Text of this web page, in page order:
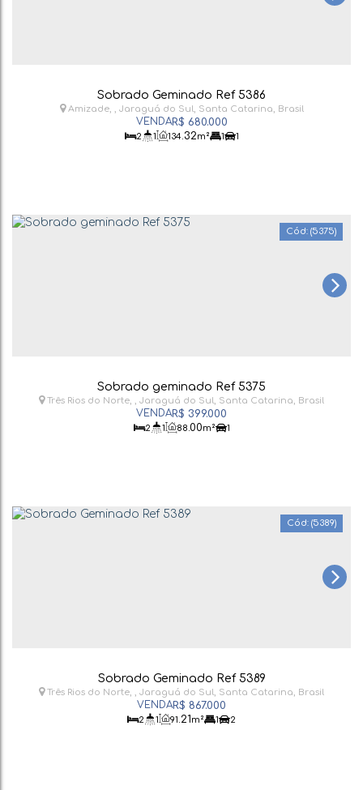
Sobrado Geminado Ref 5386
R$ 680.000
Amizade , Jaraguá do Sul, Santa Catarina, Brasil
2 1 134 .32m² 1 1
(5375)
Sobrado geminado Ref 5375
R$ 399.000
Três Rios do Norte , Jaraguá do Sul, Santa Catarina, Brasil
2 1 88 .00m² 1
(5389)
Sobrado Geminado Ref 5389
R$ 867.000
Três Rios do Norte , Jaraguá do Sul, Santa Catarina, Brasil
2 1 91 .21m² 1 2